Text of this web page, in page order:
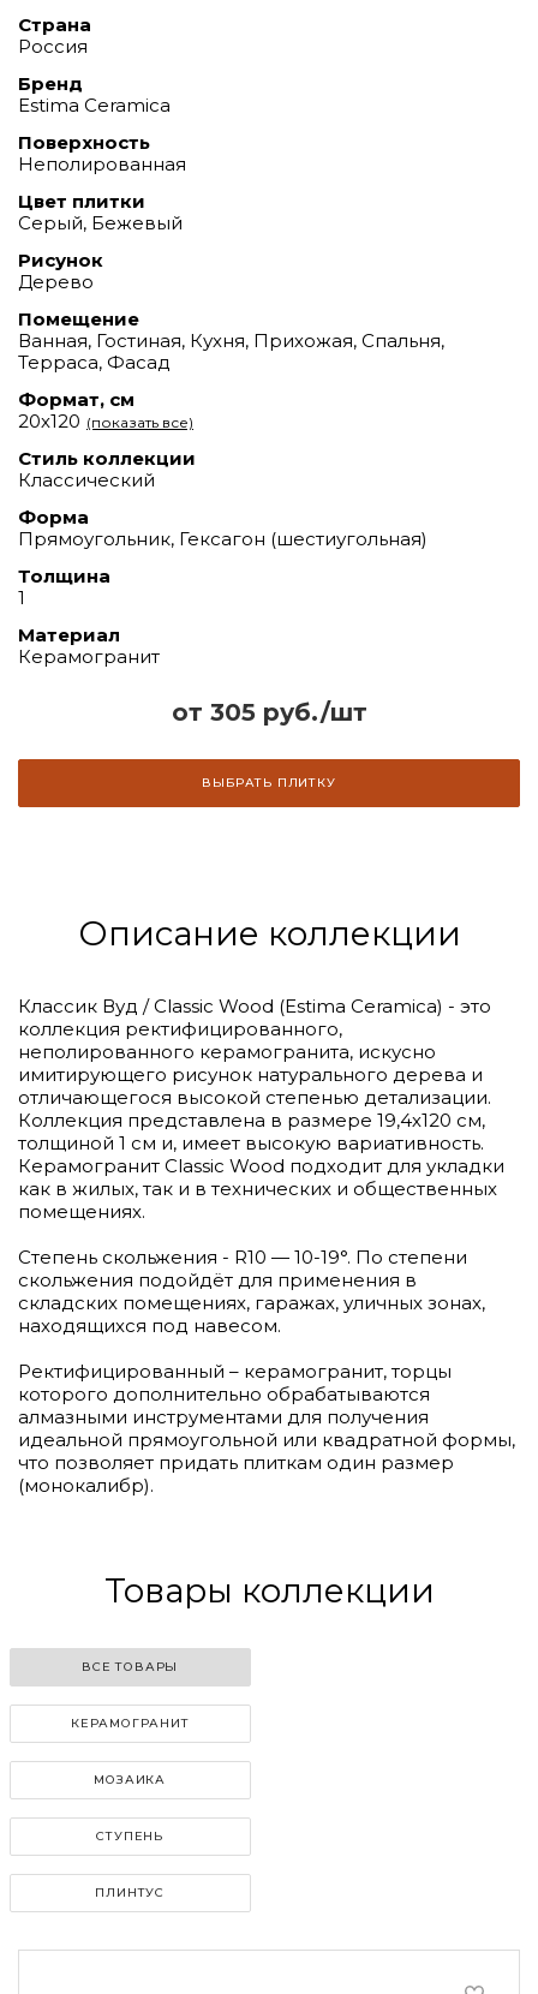
от 305 руб./шт
ВЫБРАТЬ ПЛИТКУ
Страна
Россия
Бренд
Estima Ceramica
Поверхность
Неполированная
Цвет плитки
Серый, Бежевый
Рисунок
Дерево
Помещение
Ванная, Гостиная, Кухня, Прихожая, Спальня,
Терраса, Фасад
Формат, см
20х120 (показать все)
Стиль коллекции
Классический
Форма
Прямоугольник, Гексагон (шестиугольная)
Толщина
1
Материал
Керамогранит
Описание коллекции
Классик Вуд / Classic Wood (Estima Ceramica) - это
коллекция ректифицированного,
неполированного керамогранита, искусно
имитирующего рисунок натурального дерева и
отличающегося высокой степенью детализации.
Коллекция представлена в размере 19,4х120 см,
толщиной 1 см и, имеет высокую вариативность.
Керамогранит Classic Wood подходит для укладки
как в жилых, так и в технических и общественных
помещениях.
Степень скольжения - R10 — 10-19°. По степени
скольжения подойдёт для применения в
складских помещениях, гаражах, уличных зонах,
находящихся под навесом.
Ректифицированный – керамогранит, торцы
которого дополнительно обрабатываются
алмазными инструментами для получения
идеальной прямоугольной или квадратной формы,
что позволяет придать плиткам один размер
(монокалибр).
Товары коллекции
ВСЕ ТОВАРЫ
КЕРАМОГРАНИТ
МОЗАИКА
СТУПЕНЬ
ПЛИНТУС